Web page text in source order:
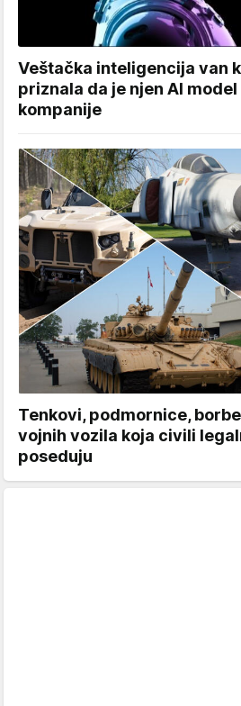
Veštačka inteligencija van
priznala da je njen AI
kompanije
Tenkovi, podmornice,
vojnih vozila koja civili
poseduju